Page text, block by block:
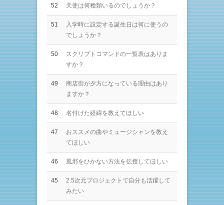
52 天使は何種類いるのでしょうか？
51
入学時に設定する誕生日は何に使うの
でしょうか？
50
スクリプトコマンドの一覧表はありま
すか？
49
商店街が夕方になっている理由はあり
ますか？
48 名付けた経緯を教えてほしい
47
おススメの曲やミュージシャンを教え
てほしい
46 風邪をひかない方法を伝授してほしい
45
2.5次元プロジェクトで自分も活躍して
みたい